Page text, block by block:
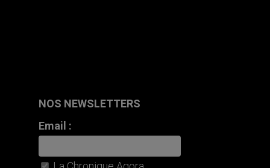
NOS NEWSLETTERS
Email :